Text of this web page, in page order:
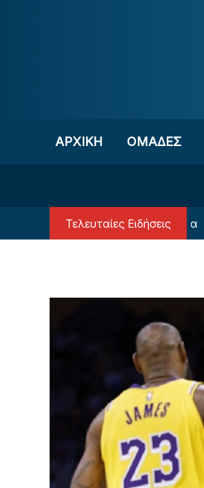
ΑΡΧΙΚΗ OΜΑΔΕΣ
Τελευταίες Ειδήσεις
Άρη και επίσημα ο Μοκόκα